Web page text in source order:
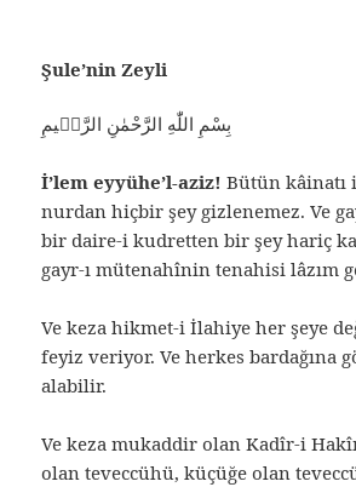
Şule’nin Zeyli
بِسْمِ اللّٰهِ الرَّحْمٰنِ الرَّحٖيمِ
İ’lem eyyühe’l-aziz! Bütün kâinatı
nurdan hiçbir şey gizlenemez. Ve
bir daire-i kudretten bir şey hariç
gayr-ı mütenahînin tenahisi lâzım
Ve keza hikmet-i İlahiye her şeye
feyiz veriyor. Ve herkes bardağına
alabilir.
Ve keza mukaddir olan Kadîr-i
olan teveccühü, küçüğe olan